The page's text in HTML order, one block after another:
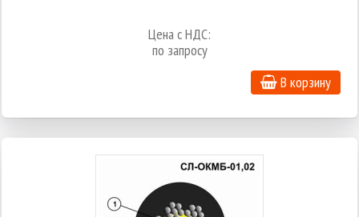
Цена с НДС:
по запросу
В корзину